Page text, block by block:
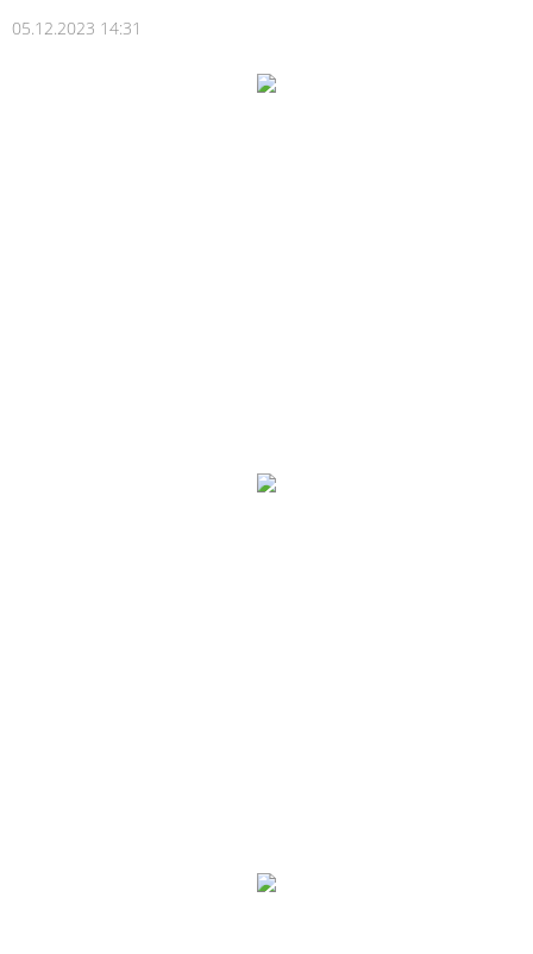
05.12.2023 14:31